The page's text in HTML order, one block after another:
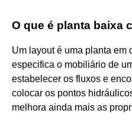
O que é planta baixa
Um layout é uma planta em
especifica o mobiliário de
estabelecer os fluxos e
colocar os pontos
melhora ainda mais as